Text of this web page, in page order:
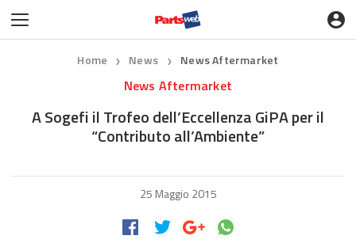
Home ❯ News ❯ News Aftermarket
News Aftermarket
A Sogefi il Trofeo dell’Eccellenza GiPA per il
“Contributo all’Ambiente”
25 Maggio 2015